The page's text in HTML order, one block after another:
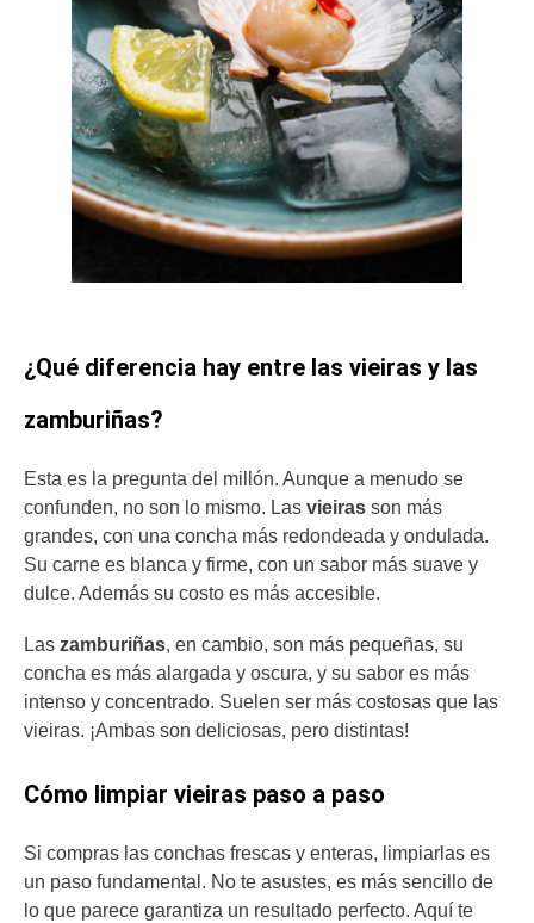
¿Qué diferencia hay entre las vieiras y las
zamburiñas?
Esta es la pregunta del millón. Aunque a menudo se
confunden, no son lo mismo. Las vieiras son más
grandes, con una concha más redondeada y ondulada.
Su carne es blanca y firme, con un sabor más suave y
dulce. Además su costo es más accesible.
Las zamburiñas, en cambio, son más pequeñas, su
concha es más alargada y oscura, y su sabor es más
intenso y concentrado. Suelen ser más costosas que las
vieiras. ¡Ambas son deliciosas, pero distintas!
Cómo limpiar vieiras paso a paso
Si compras las conchas frescas y enteras, limpiarlas es
un paso fundamental. No te asustes, es más sencillo de
lo que parece garantiza un resultado perfecto. Aquí te